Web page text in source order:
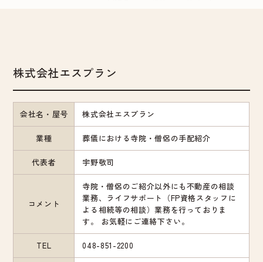
株式会社エスプラン
会社名・屋号 株式会社エスプラン
業種 葬儀における寺院・僧侶の手配紹介
代表者 宇野敬司
コメント
寺院・僧侶のご紹介以外にも不動産の相談
業務、ライフサポート（FP資格スタッフに
よる相続等の相談）業務を行っておりま
す。 お気軽にご連絡下さい。
TEL 048-851-2200